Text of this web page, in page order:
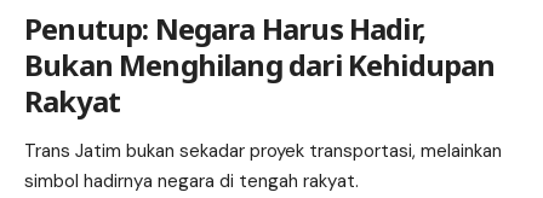
Penutup: Negara Harus Hadir,
Bukan Menghilang dari Kehidupan
Rakyat
Trans Jatim bukan sekadar proyek transportasi, melainkan
simbol hadirnya negara di tengah rakyat.